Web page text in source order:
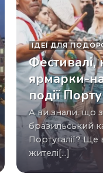
ІДЕЇ ​​ДЛЯ
ярмарки-
події
А ви знали, що знаменитий
бразильський
Португалії? Ще в
жителі[...]